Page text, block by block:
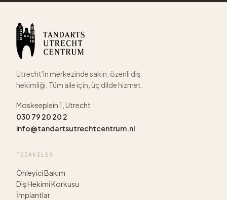
Utrecht'in merkezinde sakin, özenli diş
hekimliği. Tüm aile için, üç dilde hizmet.
Moskeeplein 1, Utrecht
030 79 20 20 2
info@tandartsutrechtcentrum.nl
TEDAVILER
Önleyici Bakım
Diş Hekimi Korkusu
İmplantlar